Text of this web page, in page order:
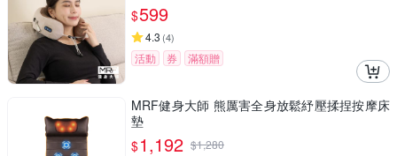
$599
4.3 (4)
活動 券 滿額贈
MRF健身大師 熊厲害全身放鬆紓壓揉捏按摩床
墊
$1,192 $1,280